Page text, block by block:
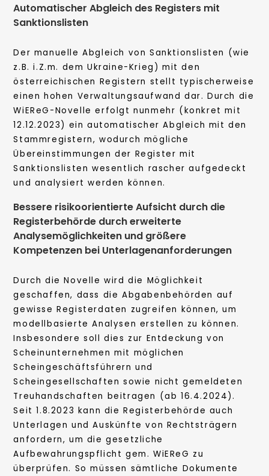
Automatischer Abgleich des Registers mit
Sanktionslisten
Der manuelle Abgleich von Sanktionslisten (wie
z.B. i.Z.m. dem Ukraine-Krieg) mit den
österreichischen Registern stellt typischerweise
einen hohen Verwaltungsaufwand dar. Durch die
WiEReG-Novelle erfolgt nunmehr (konkret mit
12.12.2023) ein automatischer Abgleich mit den
Stammregistern, wodurch mögliche
Übereinstimmungen der Register mit
Sanktionslisten wesentlich rascher aufgedeckt
und analysiert werden können.
Bessere risikoorientierte Aufsicht durch die
Registerbehörde durch erweiterte
Analysemöglichkeiten und größere
Kompetenzen bei Unterlagenanforderungen
Durch die Novelle wird die Möglichkeit
geschaffen, dass die Abgabenbehörden auf
gewisse Registerdaten zugreifen können, um
modellbasierte Analysen erstellen zu können.
Insbesondere soll dies zur Entdeckung von
Scheinunternehmen mit möglichen
Scheingeschäftsführern und
Scheingesellschaften sowie nicht gemeldeten
Treuhandschaften beitragen (ab 16.4.2024).
Seit 1.8.2023 kann die Registerbehörde auch
Unterlagen und Auskünfte von Rechtsträgern
anfordern, um die gesetzliche
Aufbewahrungspflicht gem. WiEReG zu
überprüfen. So müssen sämtliche Dokumente